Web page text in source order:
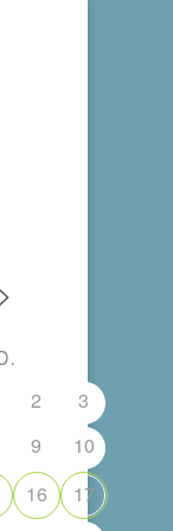
D
2
3
9
10
16
17